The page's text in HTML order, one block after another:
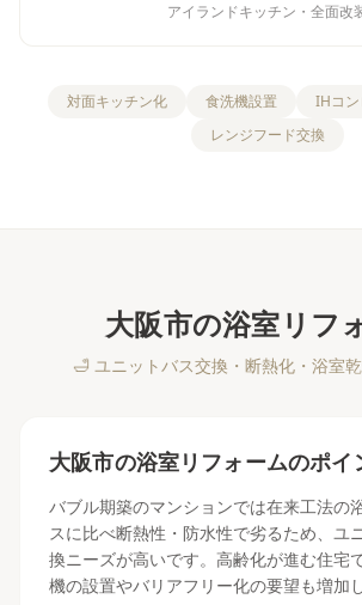
アイランドキッチン・全面改
対面キッチン化 食洗機設置 IHコン
レンジフード交換
大阪市の浴室リフ
🛁 ユニットバス交換・断熱化・浴室
大阪市の浴室リフォームのポイ
バブル期築のマンションでは在来工法の
スに比べ断熱性・防水性で劣るため、ユ
換ニーズが高いです。高齢化が進む住宅
機の設置やバリアフリー化の要望も増加